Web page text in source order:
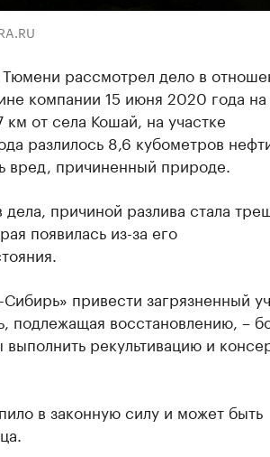
рассмотрел дело в
компании 15 июня 2020 года
км от села Кошай, на участке
разлилось 8,6 кубометров
вред, причиненный природе.
дела, причиной разлива стала
появилась из-за его
привести загрязненный
подлежащая восстановлению, –
рекультивацию и
в законную силу и может быть